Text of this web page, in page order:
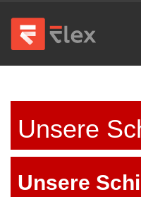
Unsere
Unsere